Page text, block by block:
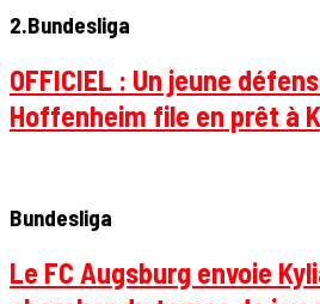
2.Bundesliga
OFFICIEL : Un jeune
Hoffenheim file en prêt à
Bundesliga
Le FC Augsburg envoie